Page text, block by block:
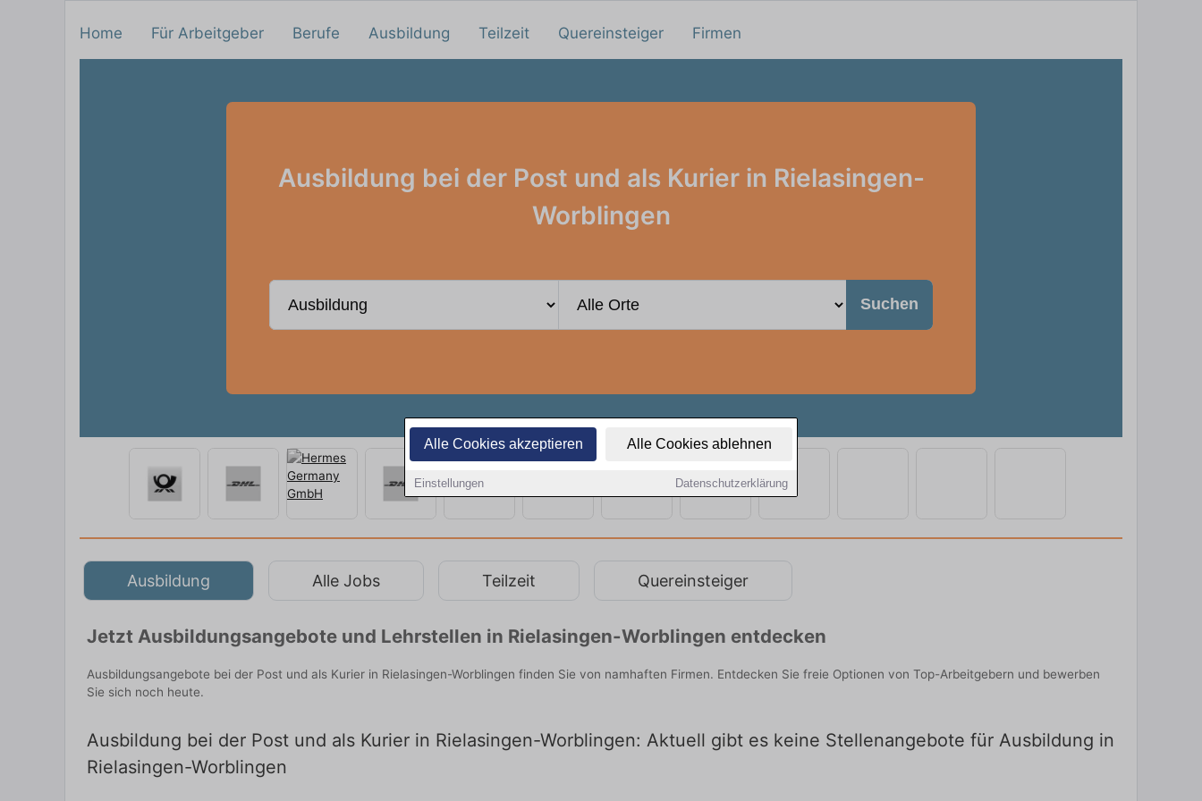
Alle Cookies akzeptieren Alle Cookies ablehnen
Einstellungen Datenschutzerklärung
Home Für Arbeitgeber Berufe Ausbildung Teilzeit Quereinsteiger Firmen
Ausbildung bei der Post und als Kurier in Rielasingen-
Worblingen
Suchen
Ausbildung Alle Jobs Teilzeit Quereinsteiger
Jetzt Ausbildungsangebote und Lehrstellen in Rielasingen-Worblingen entdecken
Ausbildungsangebote bei der Post und als Kurier in Rielasingen-Worblingen finden Sie von namhaften Firmen. Entdecken Sie freie Optionen von Top-Arbeitgebern und bewerben
Sie sich noch heute.
Ausbildung bei der Post und als Kurier in Rielasingen-Worblingen: Aktuell gibt es keine Stellenangebote für Ausbildung in
Rielasingen-Worblingen